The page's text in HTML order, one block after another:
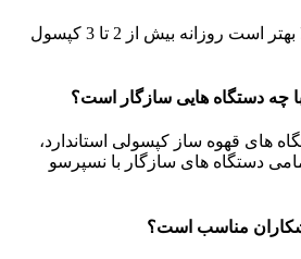
بله، اما به دلیل کافئین بالا بهتر است روزانه بیش از 2 تا 3 کپسول
چه دستگاه هایی سازگار است؟
های قهوه ساز کپسولی استاندارد،
دستگاه های سازگار با نسپرسو
مناسب است؟